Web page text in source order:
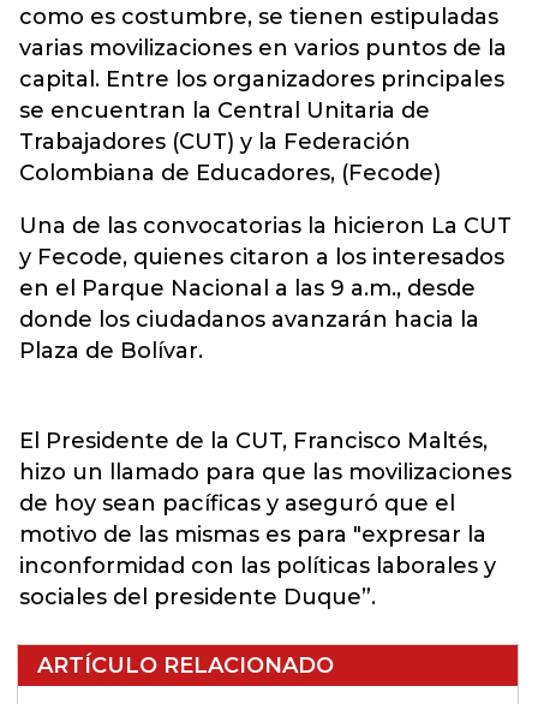
como es costumbre, se tienen estipuladas
varias movilizaciones en varios puntos de la
capital. Entre los organizadores principales
se encuentran la Central Unitaria de
Trabajadores (CUT) y la Federación
Colombiana de Educadores, (Fecode)
Una de las convocatorias la hicieron La CUT
y Fecode, quienes citaron a los interesados
en el Parque Nacional a las 9 a.m., desde
donde los ciudadanos avanzarán hacia la
Plaza de Bolívar.
El Presidente de la CUT, Francisco Maltés,
hizo un llamado para que las movilizaciones
de hoy sean pacíficas y aseguró que el
motivo de las mismas es para "expresar la
inconformidad con las políticas laborales y
sociales del presidente Duque”.
ARTÍCULO RELACIONADO